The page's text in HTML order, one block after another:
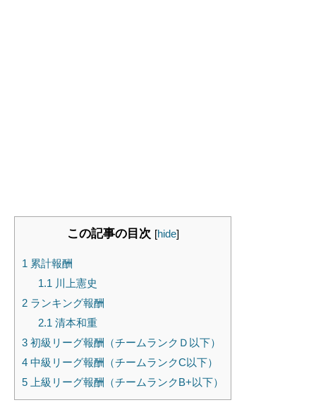
この記事の目次 [hide]
1 累計報酬
1.1 川上憲史
2 ランキング報酬
2.1 清本和重
3 初級リーグ報酬（チームランクＤ以下）
4 中級リーグ報酬（チームランクC以下）
5 上級リーグ報酬（チームランクB+以下）